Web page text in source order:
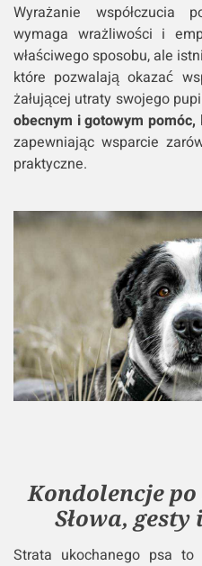
Wyrażanie współczucia
wymaga wrażliwości i
właściwego sposobu, ale
które pozwalają okazać
żałującej utraty swojego
obecnym i gotowym pomóc,
zapewniając wsparcie
praktyczne.
Kondolencje
Słowa,
Strata ukochanego psa